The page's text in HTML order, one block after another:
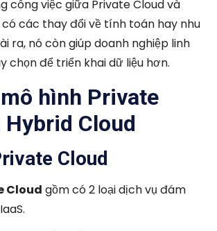
công việc giữa Private Cloud và
có các thay đổi về tính toán hay nhu
ra, nó còn giúp doanh nghiệp linh
chọn để triển khai dữ liệu hơn.
hình Private
Hybrid Cloud
Cloud
Cloud gồm có 2 loại dịch vụ đám